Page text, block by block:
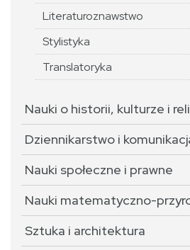
Literaturoznawstwo
Stylistyka
Translatoryka
Nauki o historii, kulturze i
Dziennikarstwo i
Nauki społeczne i prawne
Nauki matematyczno-
Sztuka i architektura